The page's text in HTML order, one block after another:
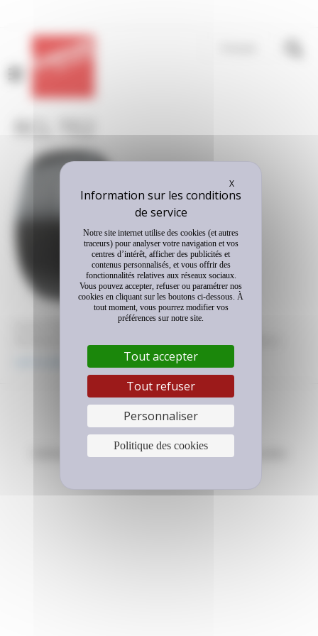
MENU
RCL TE2
Essieu Porteur Excellente résistance aux agressions
Performant sur sols mouillés et gras Usage pour ce pneu
Routes régionales Dimensions 215/75 R 17,5 235/75 R 17,5
245/70 R 17,5 245/70 R 19,5 265/70 R 19,5 M+S 275/70 R 22,5
M+S 425/65 R 22,5 M+S 445/65 R 22,5 M+S 9,5…
Copyright © 2026 Laurent Retread
Plan du site
Mentions légales
Politique des données personnelles
Politique des cookies
Notre site internet utilise des cookies (et autres
traceurs) pour analyser votre navigation et vos
centres d’intérêt, afficher des publicités et
contenus personnalisés, et vous offrir des
fonctionnalités relatives aux réseaux sociaux.
Vous pouvez accepter, refuser ou paramétrer nos
cookies en cliquant sur les boutons ci-dessous. À
tout moment, vous pourrez modifier vos
préférences sur notre site.
Tout accepter
Tout refuser
Personnaliser
Politique des cookies
X